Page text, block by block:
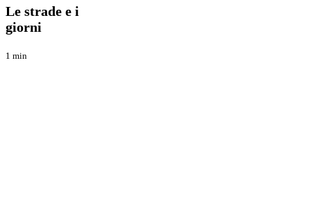
e
i
giorni
Le strade e i
giorni
1 min